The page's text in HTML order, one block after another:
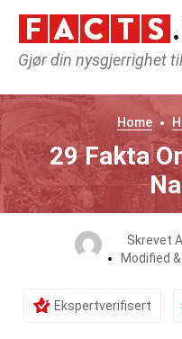
Gjør din nysgjerrighet
Home
29 Fakta
Skrevet
Modified
Ekspertverifisert